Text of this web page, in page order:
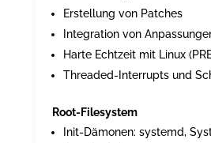
Erstellung von Patches
Integration von
Harte Echtzeit mit Linux
Threaded-Interrupts und
Root-Filesystem
Init-Dämonen: systemd,